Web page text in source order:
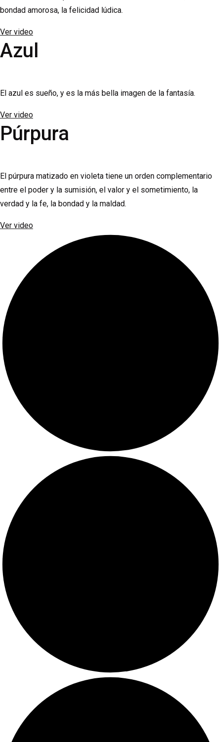
bondad amorosa, la felicidad lúdica.
Ver video
Azul
El azul es sueño, y es la más bella imagen de la fantasía.
Ver video
Púrpura
El púrpura matizado en violeta tiene un orden complementario
entre el poder y la sumisión, el valor y el sometimiento, la
verdad y la fe, la bondad y la maldad.
Ver video